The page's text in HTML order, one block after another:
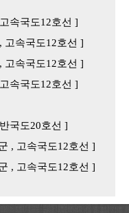
속국도12호선 ]
고속국도12호선 ]
고속국도12호선 ]
속국도12호선 ]
국도20호선 ]
, 고속국도12호선 ]
, 고속국도12호선 ]